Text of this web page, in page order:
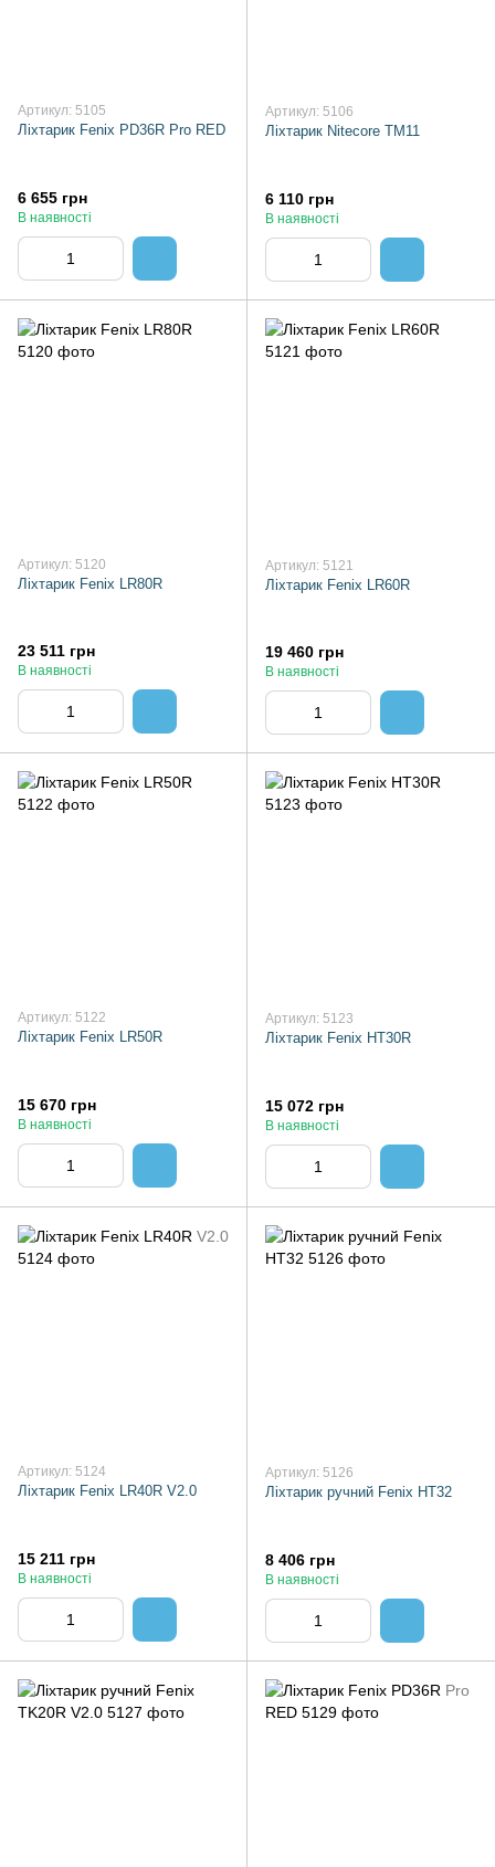
Артикул: 5105
Ліхтарик Fenix PD36R Pro RED
6 655 грн
В наявності
Артикул: 5106
Ліхтарик Nitecore TM11
6 110 грн
В наявності
Артикул: 5120
Ліхтарик Fenix LR80R
23 511 грн
В наявності
Артикул: 5121
Ліхтарик Fenix LR60R
19 460 грн
В наявності
Артикул: 5122
Ліхтарик Fenix LR50R
15 670 грн
В наявності
Артикул: 5123
Ліхтарик Fenix HT30R
15 072 грн
В наявності
Артикул: 5124
Ліхтарик Fenix LR40R V2.0
15 211 грн
В наявності
Артикул: 5126
Ліхтарик ручний Fenix HT32
8 406 грн
В наявності